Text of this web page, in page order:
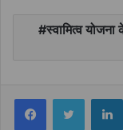
स्वामित्व
FacebookTwitter